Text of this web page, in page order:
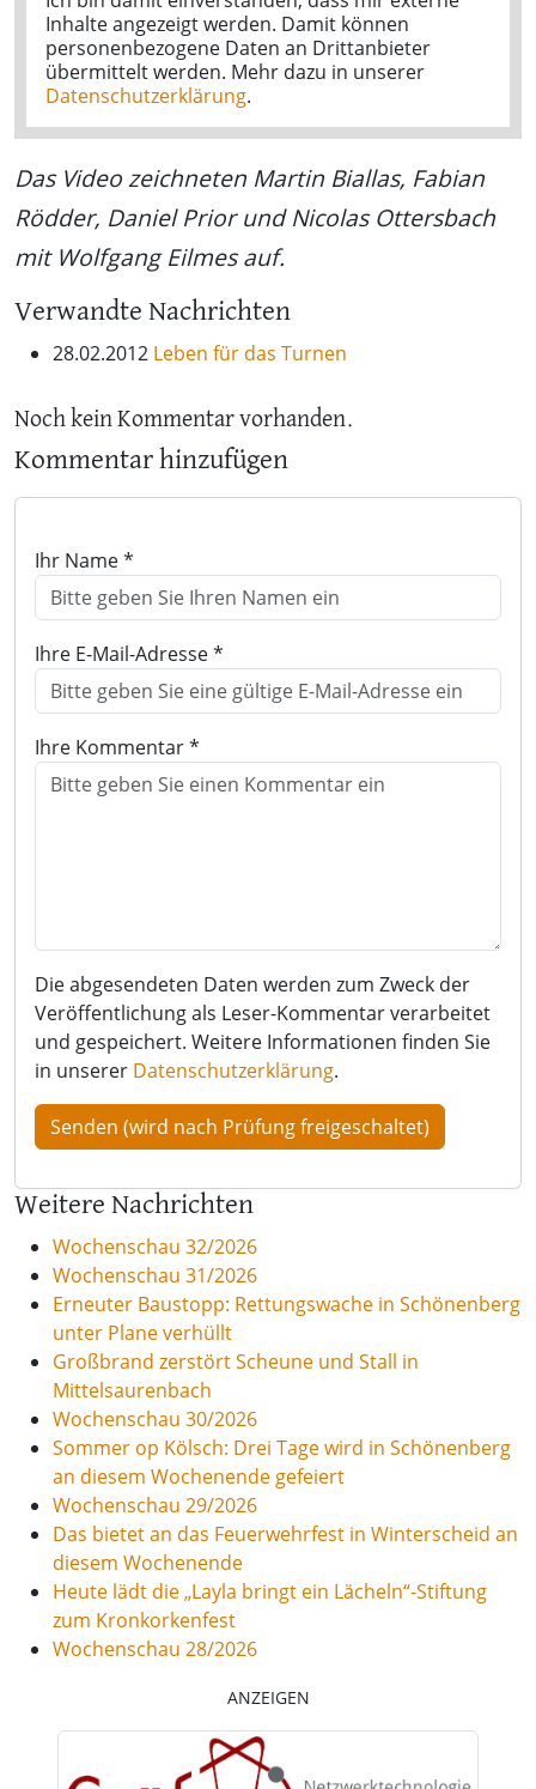
Inhalte angezeigt werden. Damit können
personenbezogene Daten an Drittanbieter
übermittelt werden. Mehr dazu in unserer
Datenschutzerklärung.
Das Video zeichneten Martin Biallas, Fabian
Rödder, Daniel Prior und Nicolas Ottersbach
mit Wolfgang Eilmes auf.
Verwandte Nachrichten
28.02.2012 Leben für das Turnen
Noch kein Kommentar vorhanden.
Kommentar hinzufügen
Ihr Name *
Ihre E-Mail-Adresse *
Ihre Kommentar *
Die abgesendeten Daten werden zum Zweck der
Veröffentlichung als Leser-Kommentar verarbeitet
und gespeichert. Weitere Informationen finden Sie
in unserer Datenschutzerklärung.
Weitere Nachrichten
Wochenschau 32/2026
Wochenschau 31/2026
Erneuter Baustopp: Rettungswache in Schönenberg
unter Plane verhüllt
Großbrand zerstört Scheune und Stall in
Mittelsaurenbach
Wochenschau 30/2026
Sommer op Kölsch: Drei Tage wird in Schönenberg
an diesem Wochenende gefeiert
Wochenschau 29/2026
Das bietet an das Feuerwehrfest in Winterscheid an
diesem Wochenende
Heute lädt die „Layla bringt ein Lächeln“-Stiftung
zum Kronkorkenfest
Wochenschau 28/2026
ANZEIGEN